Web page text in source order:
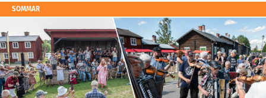
SOMMAR